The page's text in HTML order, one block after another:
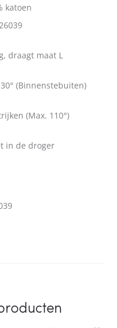
katoen
draagt maat L
(Binnenstebuiten)
(Max. 110°)
in de droger